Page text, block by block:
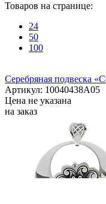
Товаров на странице:
24
50
100
Серебряная подвеска
Артикул: 10040438А05
Цена не указана
на заказ